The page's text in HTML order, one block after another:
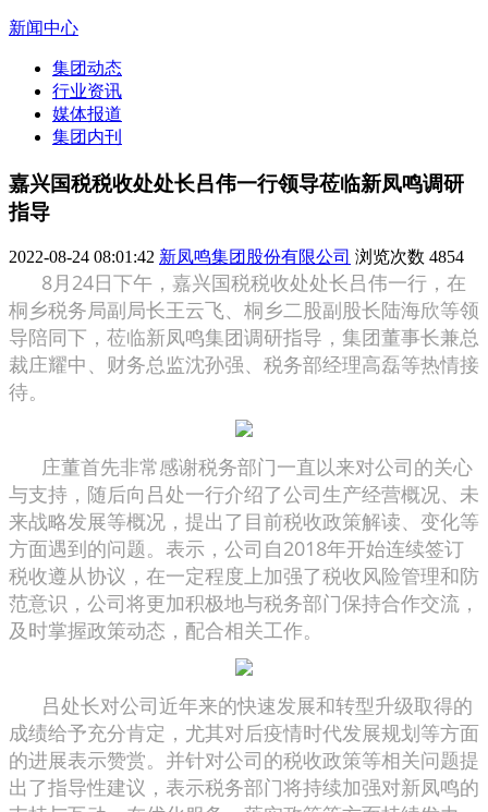
新闻中心
集团动态
行业资讯
媒体报道
集团内刊
嘉兴国税税收处处长吕伟一行领导莅临新凤鸣调研
指导
2022-08-24 08:01:42 新凤鸣集团股份有限公司 浏览次数 4854
8月24日下午，嘉兴国税税收处处长吕伟一行，在
桐乡税务局副局长王云飞、桐乡二股副股长陆海欣等领
导陪同下，莅临新凤鸣集团调研指导，集团董事长兼总
裁庄耀中、财务总监沈孙强、税务部经理高磊等热情接
待。
庄董首先非常感谢税务部门一直以来对公司的关心
与支持，随后向吕处一行介绍了公司生产经营概况、未
来战略发展等概况，提出了目前税收政策解读、变化等
方面遇到的问题。表示，公司自2018年开始连续签订
税收遵从协议，在一定程度上加强了税收风险管理和防
范意识，公司将更加积极地与税务部门保持合作交流，
及时掌握政策动态，配合相关工作。
吕处长对公司近年来的快速发展和转型升级取得的
成绩给予充分肯定，尤其对后疫情时代发展规划等方面
的进展表示赞赏。并针对公司的税收政策等相关问题提
出了指导性建议，表示税务部门将持续加强对新凤鸣的